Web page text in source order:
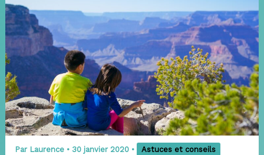
Par Laurence • 30 janvier 2020 • Astuces et conseils